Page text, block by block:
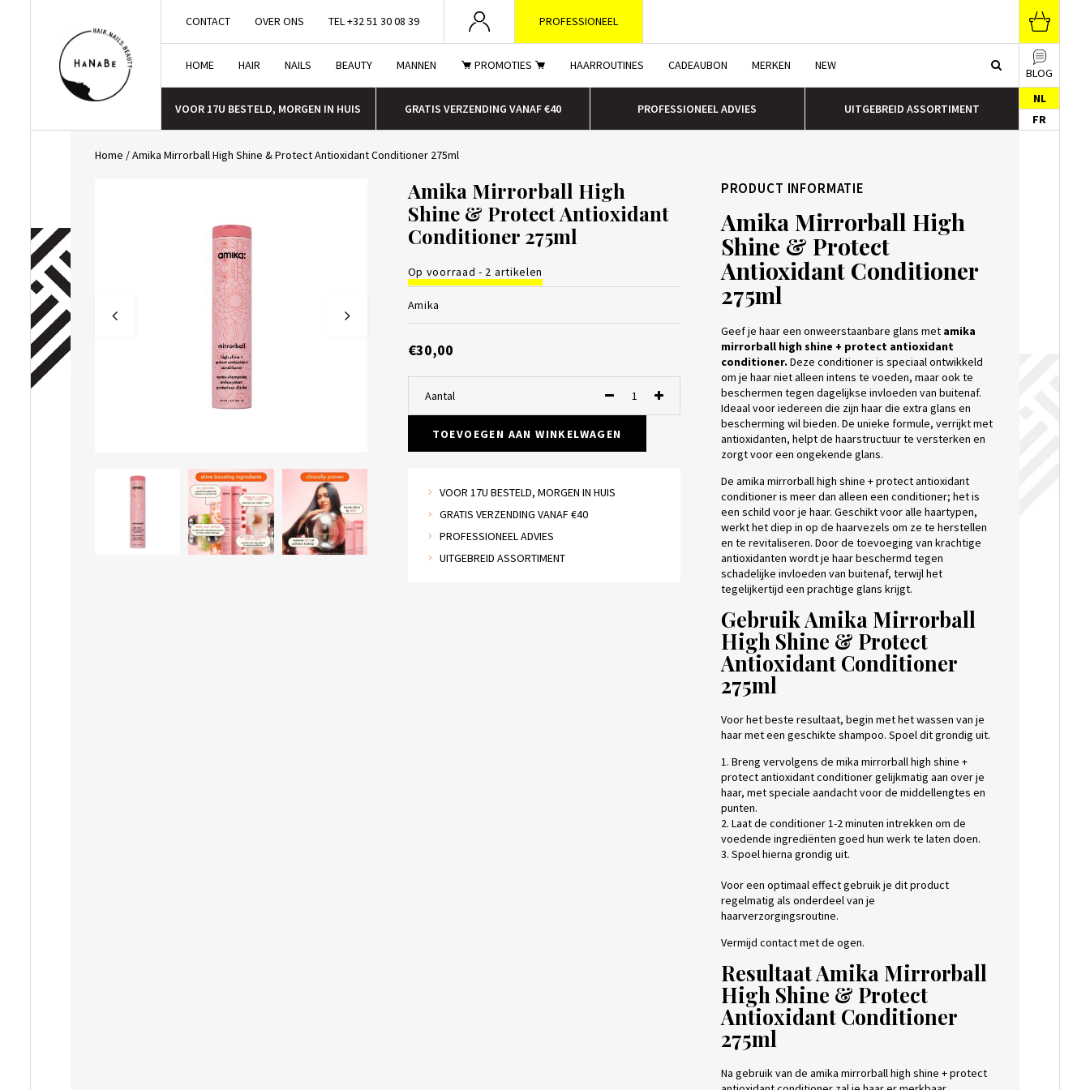
CONTACT OVER ONS TEL +32 51 30 08 39 PROFESSIONEEL
HOME HAIR NAILS BEAUTY MANNEN PROMOTIES HAARROUTINES CADEAUBON MERKEN NEW
BLOG
VOOR 17U BESTELD, MORGEN IN HUIS GRATIS VERZENDING VANAF €40 PROFESSIONEEL ADVIES UITGEBREID ASSORTIMENT
NL
FR
Home /Amika Mirrorball High Shine & Protect Antioxidant Conditioner 275ml
Amika Mirrorball High
Shine & Protect Antioxidant
Conditioner 275ml
Op voorraad - 2 artikelen
Amika
€30,00
Aantal
TOEVOEGEN AAN WINKELWAGEN
VOOR 17U BESTELD, MORGEN IN HUIS
GRATIS VERZENDING VANAF €40
PROFESSIONEEL ADVIES
UITGEBREID ASSORTIMENT
PRODUCT INFORMATIE
Amika Mirrorball High
Shine & Protect
Antioxidant Conditioner
275ml
Geef je haar een onweerstaanbare glans met amika
mirrorball high shine + protect antioxidant
conditioner. Deze conditioner is speciaal ontwikkeld
om je haar niet alleen intens te voeden, maar ook te
beschermen tegen dagelijkse invloeden van buitenaf.
Ideaal voor iedereen die zijn haar die extra glans en
bescherming wil bieden. De unieke formule, verrijkt met
antioxidanten, helpt de haarstructuur te versterken en
zorgt voor een ongekende glans.
De amika mirrorball high shine + protect antioxidant
conditioner is meer dan alleen een conditioner; het is
een schild voor je haar. Geschikt voor alle haartypen,
werkt het diep in op de haarvezels om ze te herstellen
en te revitaliseren. Door de toevoeging van krachtige
antioxidanten wordt je haar beschermd tegen
schadelijke invloeden van buitenaf, terwijl het
tegelijkertijd een prachtige glans krijgt.
Gebruik Amika Mirrorball
High Shine & Protect
Antioxidant Conditioner
275ml
Voor het beste resultaat, begin met het wassen van je
haar met een geschikte shampoo. Spoel dit grondig uit.
1. Breng vervolgens de mika mirrorball high shine +
protect antioxidant conditioner gelijkmatig aan over je
haar, met speciale aandacht voor de middellengtes en
punten.
2. Laat de conditioner 1-2 minuten intrekken om de
voedende ingrediënten goed hun werk te laten doen.
3. Spoel hierna grondig uit.
Voor een optimaal effect gebruik je dit product
regelmatig als onderdeel van je
haarverzorgingsroutine.
Vermijd contact met de ogen.
Resultaat Amika Mirrorball
High Shine & Protect
Antioxidant Conditioner
275ml
Na gebruik van de amika mirrorball high shine + protect